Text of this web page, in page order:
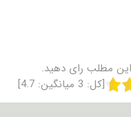
این مطلب رای دهید.
[کل: 3 میانگین: 4.7
]